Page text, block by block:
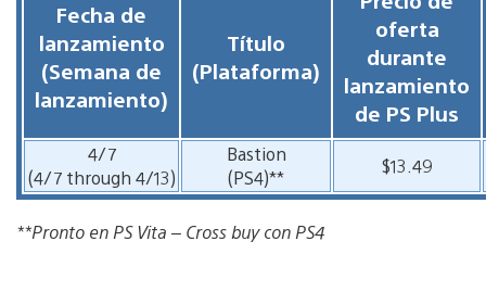
Fecha de
lanzamiento
(Semana de
lanzamiento)
Título
(Plataforma)
oferta
durante
lanzamiento
de PS Plus
4/7
(4/7 through 4/13)
Bastion
(PS4)**
$13.49
**Pronto en PS Vita – Cross buy con PS4